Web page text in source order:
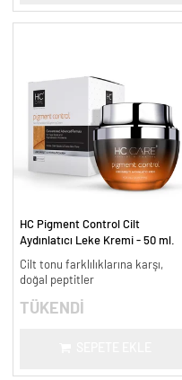
HC Pigment Control Cilt
Aydınlatıcı Leke Kremi - 50 ml.
Cilt tonu farklılıklarına karşı,
doğal peptitler
TÜKENDİ